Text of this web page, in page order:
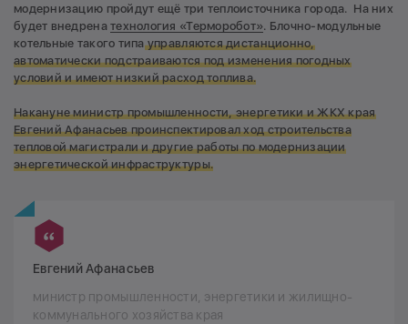
модернизацию пройдут ещё три теплоисточника города. На них
будет внедренатехнология «Терморобот». Блочно-модульные
котельные такого типауправляются дистанционно,
автоматически подстраиваются под изменения погодных
условий и имеют низкий расход топлива.
Накануне министр промышленности, энергетики и ЖКХ края
Евгений Афанасьев проинспектировал ход строительства
тепловой магистрали и другие работы по модернизации
энергетической инфраструктуры.
Евгений Афанасьев
министр промышленности, энергетики и жилищно-
коммунального хозяйства края